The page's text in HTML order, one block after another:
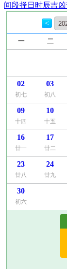
间段择日 时辰吉
<
一 二
02
初七
03
初八
09
十四
10
十五
16
廿一
17
廿二
23
廿八
24
廿九
30
初六